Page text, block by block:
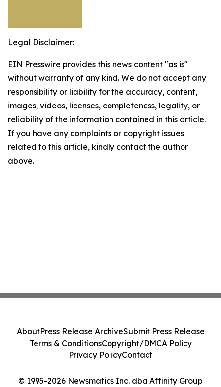
Legal Disclaimer:
EIN Presswire provides this news content "as is"
without warranty of any kind. We do not accept any
responsibility or liability for the accuracy, content,
images, videos, licenses, completeness, legality, or
reliability of the information contained in this article.
If you have any complaints or copyright issues
related to this article, kindly contact the author
above.
© 1995-2026 Newsmatics Inc. dba Affinity Group
AboutPress Release ArchiveSubmit Press Release
Terms & ConditionsCopyright/DMCA Policy
Privacy PolicyContact